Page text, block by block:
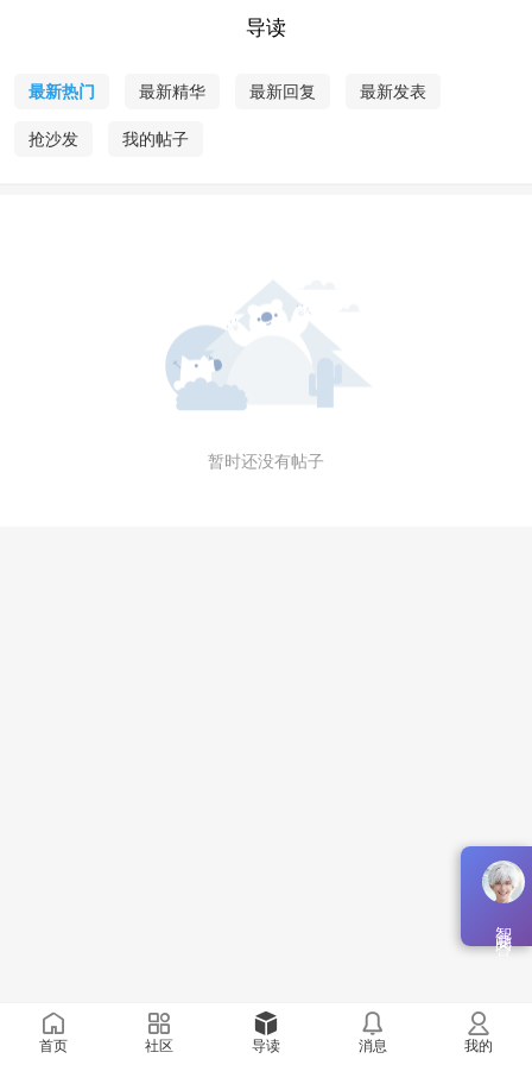
导读
最新热门 最新精华 最新回复 最新发表
抢沙发 我的帖子
暂时还没有帖子
首页 社区 导读 消息 我的